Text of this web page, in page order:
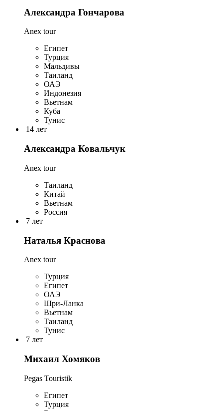
Александра Гончарова
Anex tour
Египет
Турция
Мальдивы
Таиланд
ОАЭ
Индонезия
Вьетнам
Куба
Тунис
14 лет
Александра Ковальчук
Anex tour
Таиланд
Китай
Вьетнам
Россия
7 лет
Наталья Краснова
Anex tour
Турция
Египет
ОАЭ
Шри-Ланка
Вьетнам
Таиланд
Тунис
7 лет
Михаил Хомяков
Pegas Touristik
Египет
Турция